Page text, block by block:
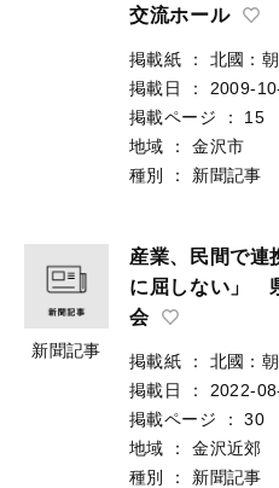
交流ホール
掲載紙 ：
北國：朝
掲載日
：
2009-
掲載ページ
：
15
地域
：
金沢市
種別
： 新聞記事
新聞記事
産業、民間で
に屈しない」
会
掲載紙 ：
北國：朝
掲載日
：
2022-
掲載ページ
：
30
地域
：
金沢近郊
種別
： 新聞記事